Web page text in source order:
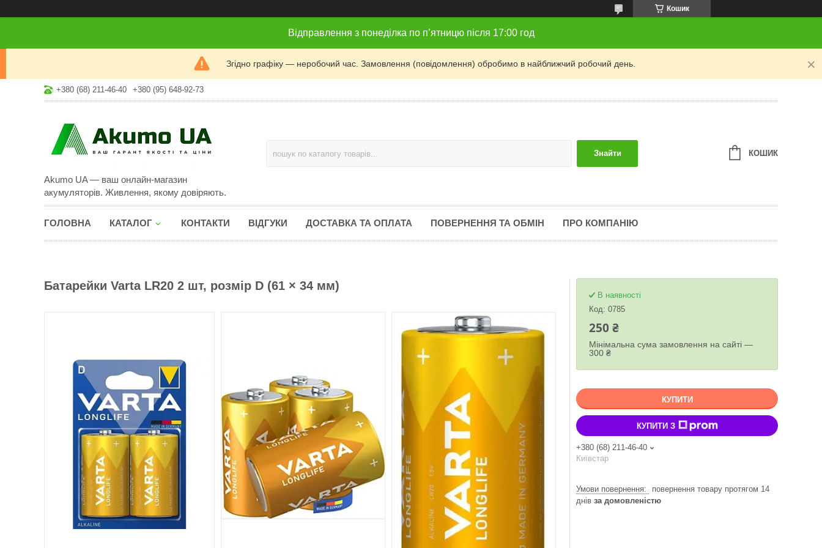
Кошик
Відправлення з понеділка по п’ятницю після 17:00 год
Згідно графіку — неробочий час. Замовлення (повідомлення) обробимо в найближчий робочий день.
+380 (68) 211-46-40 +380 (95) 648-92-73
Akumo UA — ваш онлайн-магазин
акумуляторів. Живлення, якому довіряють.
Знайти КОШИК
ГОЛОВНА КАТАЛОГ КОНТАКТИ ВІДГУКИ ДОСТАВКА ТА ОПЛАТА ПОВЕРНЕННЯ ТА ОБМІН ПРО КОМПАНІЮ
Батарейки Varta LR20 2 шт, розмір D (61 × 34 мм)
В наявності
Код: 0785
250 ₴
Мінімальна сума замовлення на сайті —
300 ₴
КУПИТИ
КУПИТИ З
+380 (68) 211-46-40
Київстар
повернення товару протягом 14
днів за домовленістю